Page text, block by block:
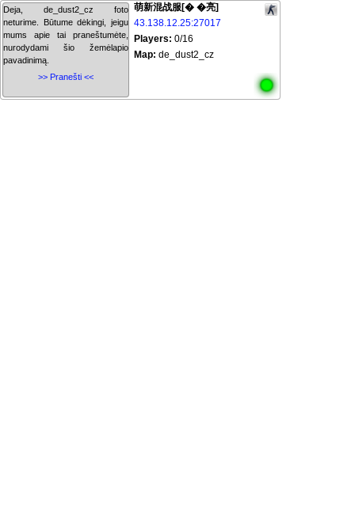
Deja, de_dust2_cz foto
neturime. Būtume dėkingi, jeigu
mums apie tai praneštumėte,
nurodydami šio žemėlapio
pavadinimą.
>> Pranešti <<
萌新混战服[� �亮]
43.138.12.25:27017
Players: 0/16
Map: de_dust2_cz